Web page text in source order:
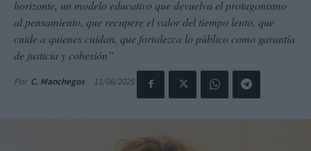
horizonte, un modelo educativo que devuelva el protagonismo
al pensamiento, que recupere el valor del tiempo lento, que
cuide a quienes cuidan, que fortalezca lo público como garantía
de justicia y cohesión”
Por C. Manchegos 11/06/2025